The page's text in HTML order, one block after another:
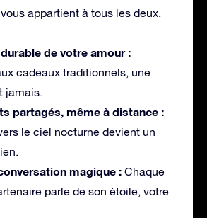
appartient à tous les deux.
de votre amour :
cadeaux traditionnels, une
jamais.
partagés, même à distance :
le ciel nocturne devient un
magique : Chaque
parle de son étoile, votre